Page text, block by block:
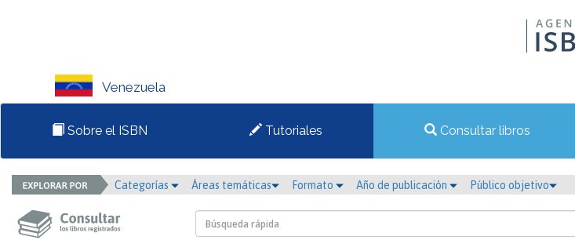
Venezuela
Sobre el ISBN Tutoriales Consultar libros
Categorías Áreas temáticas Formato Año de publicación Público objetivo